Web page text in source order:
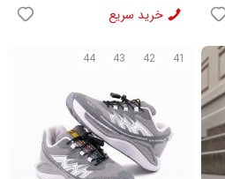
خرید سریع
41
42
43
44